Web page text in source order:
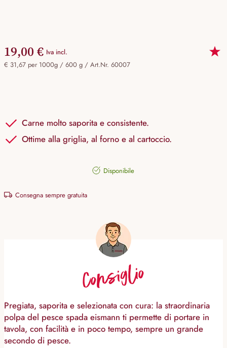
19,00 € Iva incl.
€ 31,67 per 1000g / 600 g / Art.Nr. 60007
Carne molto saporita e consistente.
Ottime alla griglia, al forno e al cartoccio.
Disponibile
Consegna sempre gratuita
Consiglio
Pregiata, saporita e selezionata con cura: la straordinaria
polpa del pesce spada eismann ti permette di portare in
tavola, con facilità e in poco tempo, sempre un grande
secondo di pesce.